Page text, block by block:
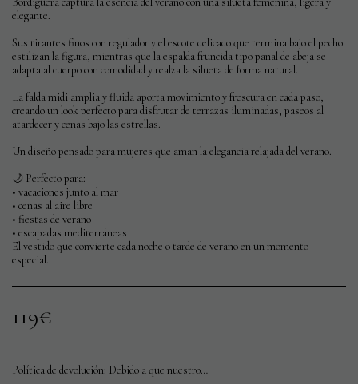
elegante.
Sus tirantes finos con regulador y el escote delicado que termina bajo el pecho
estilizan la figura, mientras que la espalda fruncida tipo panal de abeja se
adapta al cuerpo con comodidad y realza la silueta de forma natural.
La falda midi amplia y fluida aporta movimiento y frescura en cada paso,
creando un look perfecto para disfrutar de terrazas iluminadas, paseos al
atardecer y cenas bajo las estrellas.
Un diseño pensado para mujeres que aman la elegancia relajada del verano.
🌙 Perfecto para:
• vacaciones junto al mar
• cenas al aire libre
• fiestas de verano
• escapadas mediterráneas
El vestido que convierte cada noche o tarde de verano en un momento
especial.
119€
Política de devolución: Debido a que nuestros productos son elaborados artesanalmente y sometidos a un riguroso control de calidad antes del envío, no aceptamos devoluciones. Garantizamos que cada pieza se encuentra en perfecto estado al momento de su envío.